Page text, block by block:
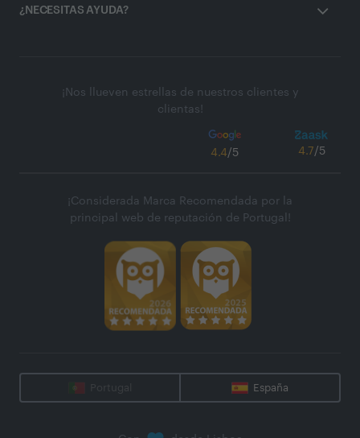
¿NECESITAS AYUDA?
¡Nos llueven estrellas de nuestros clientes y
clientas!
4.4/5 4.7/5
¡Considerada Marca Recomendada por la
principal web de reputación de Portugal!
Portugal España